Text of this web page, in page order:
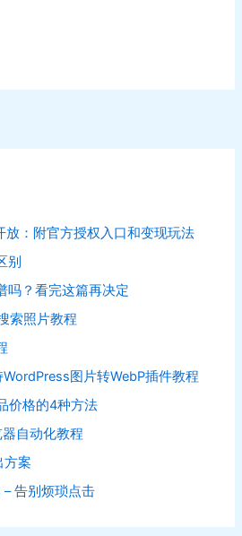
放：附官方授权入口和变现玩法
别
吗？看完这篇再决定
索照片教程
图片转WebP插件教程
价格的4种方法
自动化教程
方案
告别烦琐点击